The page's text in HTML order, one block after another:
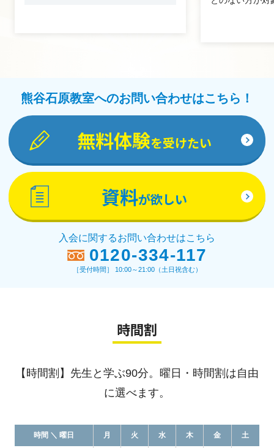
熊谷石原教室へのお問い合わせはこちら！
無料体験を受けたい
資料が欲しい
入会に関するお問い合わせはこちら
0120-334-117
［受付時間］ 10:00～21:00（土日祝含む）
時間割
【時間割】先生と学ぶ90分。曜日・時間割は自由
に選べます。
時間 ＼ 曜日 月 火 水 木 金 土